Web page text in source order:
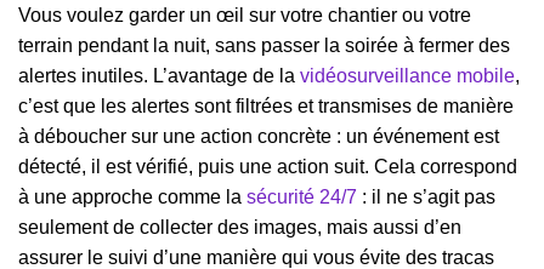
Vous voulez garder un œil sur votre chantier ou votre
terrain pendant la nuit, sans passer la soirée à fermer des
alertes inutiles. L’avantage de la vidéosurveillance mobile,
c’est que les alertes sont filtrées et transmises de manière
à déboucher sur une action concrète : un événement est
détecté, il est vérifié, puis une action suit. Cela correspond
à une approche comme la sécurité 24/7 : il ne s’agit pas
seulement de collecter des images, mais aussi d’en
assurer le suivi d’une manière qui vous évite des tracas